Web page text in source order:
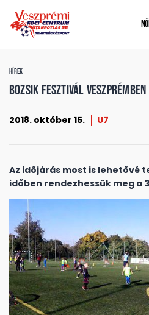
HÍREK
BOZSIK FESZTIVÁL
2018. október 15. U7
Az időjárás most is lehetővé
időben rendezhessük meg a